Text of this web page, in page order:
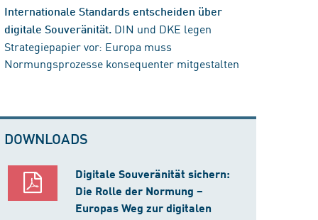
Internationale Standards entscheiden über
digitale Souveränität. DIN und DKE legen
Strategiepapier vor: Europa muss
Normungsprozesse konsequenter mitgestalten
DOWNLOADS
Digitale Souveränität sichern:
Die Rolle der Normung –
Europas Weg zur digitalen